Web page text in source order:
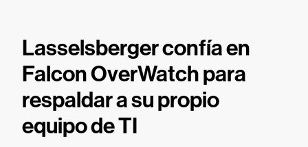
Lasselsberger confía en
Falcon OverWatch para
respaldar a su propio
equipo de TI